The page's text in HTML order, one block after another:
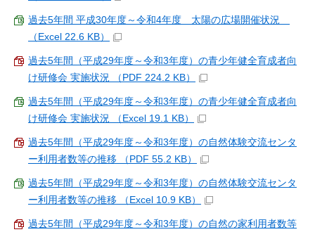
過去5年間 平成30年度～令和4年度 太陽の広場開催状況＿
（Excel 22.6 KB）
過去5年間（平成29年度～令和3年度）の青少年健全育成者向
け研修会 実施状況 （PDF 224.2 KB）
過去5年間（平成29年度～令和3年度）の青少年健全育成者向
け研修会 実施状況 （Excel 19.1 KB）
過去5年間（平成29年度～令和3年度）の自然体験交流センタ
ー利用者数等の推移 （PDF 55.2 KB）
過去5年間（平成29年度～令和3年度）の自然体験交流センタ
ー利用者数等の推移 （Excel 10.9 KB）
過去5年間（平成29年度～令和3年度）の自然の家利用者数等